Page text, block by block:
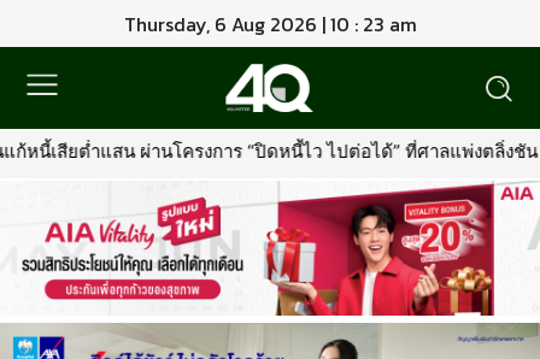
Thursday, 6 Aug 2026 | 10 : 23 am
การ “ปิดหนี้ไว ไปต่อได้” ที่ศาลแพ่งตลิ่งชัน 8-9 ส.ค. นี้•เมืองไท